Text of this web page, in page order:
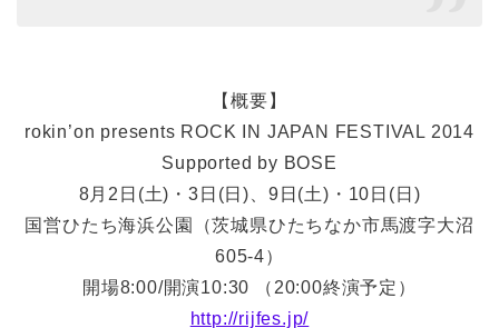
【概要】
rokin’on presents ROCK IN JAPAN FESTIVAL 2014
Supported by BOSE
8月2日(土)・3日(日)、9日(土)・10日(日)
国営ひたち海浜公園（茨城県ひたちなか市馬渡字大沼
605-4）
開場8:00/開演10:30 （20:00終演予定）
http://rijfes.jp/